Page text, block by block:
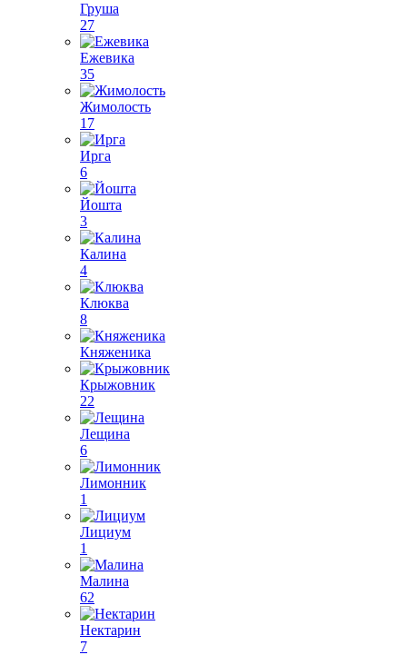
Груша
27
Ежевика
35
Жимолость
17
Ирга
6
Йошта
3
Калина
4
Клюква
8
Княженика
Крыжовник
22
Лещина
6
Лимонник
1
Лициум
1
Малина
62
Нектарин
7